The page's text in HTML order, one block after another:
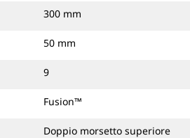
300 mm
50 mm
9
Fusion™
Doppio morsetto superiore